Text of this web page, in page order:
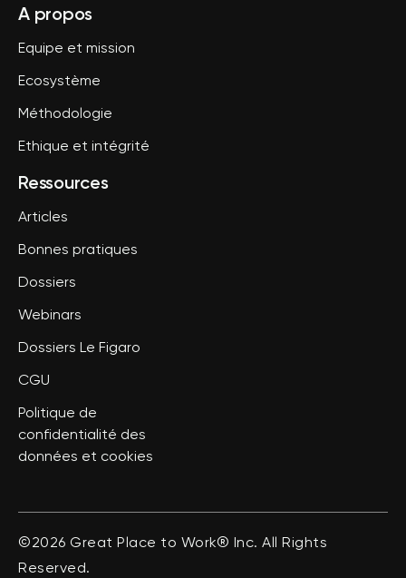
A propos
Equipe et mission
Ecosystème
Méthodologie
Ethique et intégrité
Ressources
Articles
Bonnes pratiques
Dossiers
Webinars
Dossiers Le Figaro
CGU
Politique de
confidentialité des
données et cookies
©2026 Great Place to Work® Inc. All Rights
Reserved.